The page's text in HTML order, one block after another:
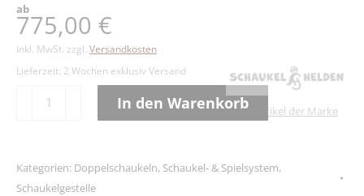
ab
775,00 €
inkl. MwSt. zzgl. Versandkosten
Lieferzeit: 2 Wochen exklusiv Versand
Menge
In den WarenkorbAlle Artikel der Marke
Kategorien: Doppelschaukeln, Schaukel- & Spielsystem,
Schaukelgestelle